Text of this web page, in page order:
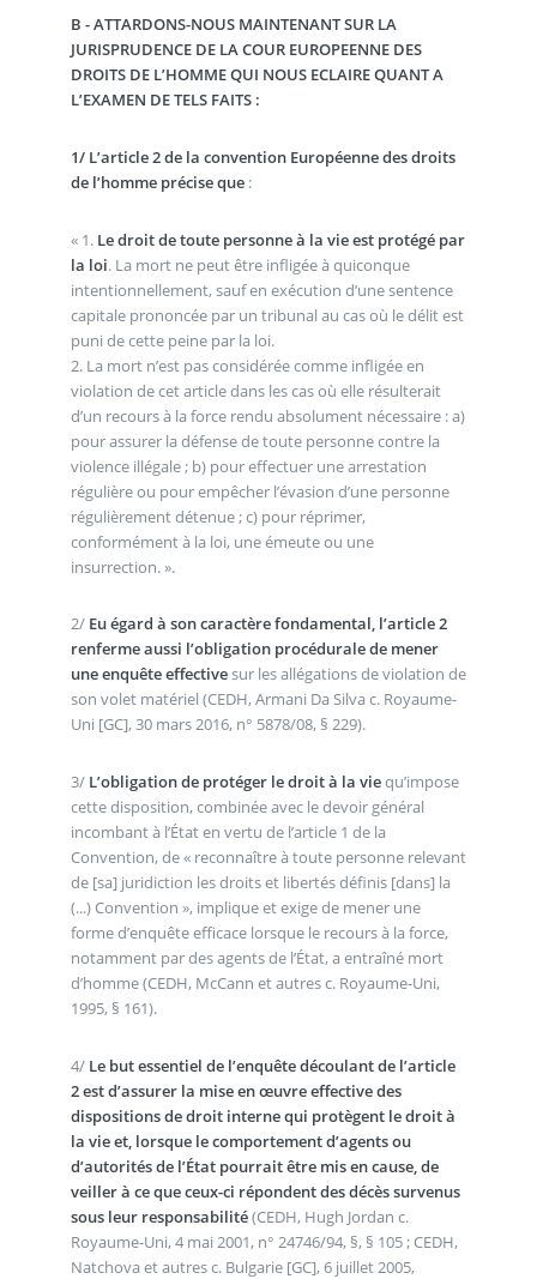
B - ATTARDONS-NOUS MAINTENANT SUR LA
JURISPRUDENCE DE LA COUR EUROPEENNE DES
DROITS DE L’HOMME QUI NOUS ECLAIRE QUANT A
L’EXAMEN DE TELS FAITS :
1/ L’article 2 de la convention Européenne des droits
de l’homme précise que:
« 1. Le droit de toute personne à la vie est protégé par
la loi. La mort ne peut être infligée à quiconque
intentionnellement, sauf en exécution d’une sentence
capitale prononcée par un tribunal au cas où le délit est
puni de cette peine par la loi.
2. La mort n’est pas considérée comme infligée en
violation de cet article dans les cas où elle résulterait
d’un recours à la force rendu absolument nécessaire : a)
pour assurer la défense de toute personne contre la
violence illégale ; b) pour effectuer une arrestation
régulière ou pour empêcher l’évasion d’une personne
régulièrement détenue ; c) pour réprimer,
conformément à la loi, une émeute ou une
insurrection. ».
2/ Eu égard à son caractère fondamental, l’article 2
renferme aussi l’obligation procédurale de mener
une enquête effectivesur les allégations de violation de
son volet matériel (CEDH, Armani Da Silva c. Royaume-
Uni [GC], 30 mars 2016, n° 5878/08, § 229).
3/ L’obligation de protéger le droit à la viequ’impose
cette disposition, combinée avec le devoir général
incombant à l’État en vertu de l’article 1 de la
Convention, de « reconnaître à toute personne relevant
de [sa] juridiction les droits et libertés définis [dans] la
(...) Convention », implique et exige de mener une
forme d’enquête efficace lorsque le recours à la force,
notamment par des agents de l’État, a entraîné mort
d’homme (CEDH, McCann et autres c. Royaume-Uni,
1995, § 161).
4/ Le but essentiel de l’enquête découlant de l’article
2 est d’assurer la mise en œuvre effective des
dispositions de droit interne qui protègent le droit à
la vie et, lorsque le comportement d’agents ou
d’autorités de l’État pourrait être mis en cause, de
veiller à ce que ceux-ci répondent des décès survenus
sous leur responsabilité(CEDH, Hugh Jordan c.
Royaume-Uni, 4 mai 2001, n° 24746/94, §, § 105 ; CEDH,
Natchova et autres c. Bulgarie [GC], 6 juillet 2005,